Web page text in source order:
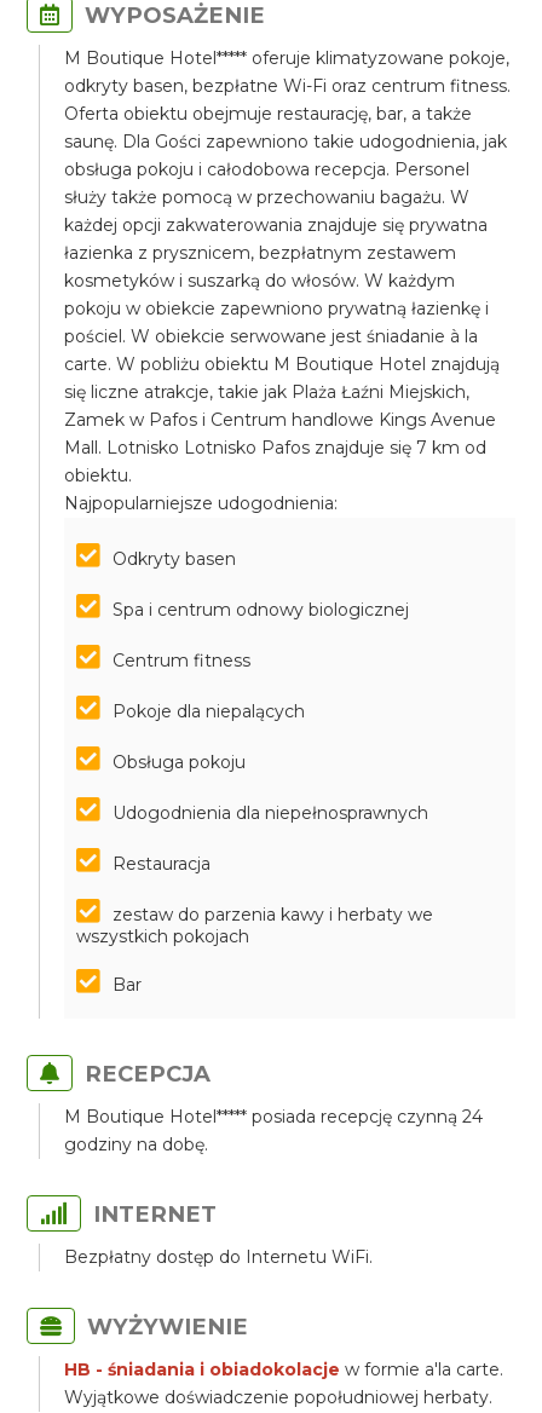
WYPOSAŻENIE
M Boutique Hotel***** oferuje klimatyzowane pokoje,
odkryty basen, bezpłatne Wi-Fi oraz centrum fitness.
Oferta obiektu obejmuje restaurację, bar, a także
saunę. Dla Gości zapewniono takie udogodnienia, jak
obsługa pokoju i całodobowa recepcja. Personel
służy także pomocą w przechowaniu bagażu. W
każdej opcji zakwaterowania znajduje się prywatna
łazienka z prysznicem, bezpłatnym zestawem
kosmetyków i suszarką do włosów. W każdym
pokoju w obiekcie zapewniono prywatną łazienkę i
pościel. W obiekcie serwowane jest śniadanie à la
carte. W pobliżu obiektu M Boutique Hotel znajdują
się liczne atrakcje, takie jak Plaża Łaźni Miejskich,
Zamek w Pafos i Centrum handlowe Kings Avenue
Mall. Lotnisko Lotnisko Pafos znajduje się 7 km od
obiektu.
Najpopularniejsze udogodnienia:
Odkryty basen
Spa i centrum odnowy biologicznej
Centrum fitness
Pokoje dla niepalących
Obsługa pokoju
Udogodnienia dla niepełnosprawnych
Restauracja
zestaw do parzenia kawy i herbaty we
wszystkich pokojach
Bar
RECEPCJA
M Boutique Hotel***** posiada recepcję czynną 24
godziny na dobę.
INTERNET
Bezpłatny dostęp do Internetu WiFi.
WYŻYWIENIE
HB - śniadania i obiadokolacjew formie a'la carte.
Wyjątkowe doświadczenie popołudniowej herbaty.